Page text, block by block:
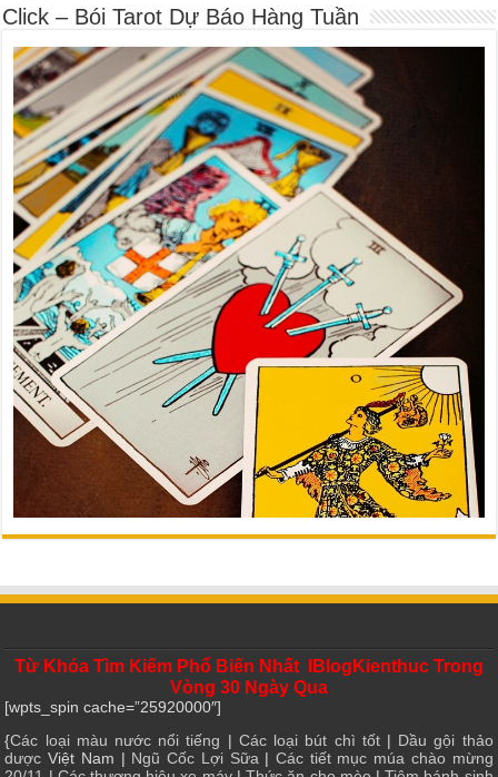
Click – Bói Tarot Dự Báo Hàng Tuần
Từ Khóa Tìm Kiếm Phổ Biến Nhất IBlogKienthuc Trong
Vòng 30 Ngày Qua
[wpts_spin cache=”25920000″]
{Các loại màu nước nổi tiếng | Các loại bút chì tốt| Dầu gội thảo
dược Việt Nam | Ngũ Cốc Lợi Sữa | Các tiết mục múa chào mừng